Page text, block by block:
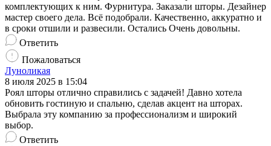
комплектующих к ним. Фурнитура. Заказали шторы. Дезайнер
мастер своего дела. Всё подобрали. Качественно, аккуратно и
в сроки отшили и развесили. Остались Очень довольны.
Ответить
Пожаловаться
Луноликая
8 июля 2025 в 15:04
Роял шторы отлично справились с задачей! Давно хотела
обновить гостиную и спальню, сделав акцент на шторах.
Выбрала эту компанию за профессионализм и широкий
выбор.
Ответить